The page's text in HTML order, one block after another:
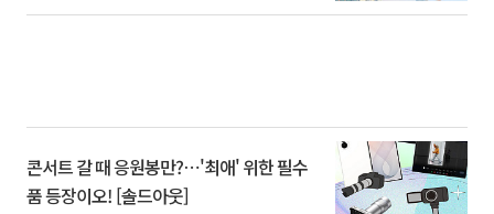
콘서트 갈 때 응원봉만?⋯'최애' 위한 필수
품 등장이오! [솔드아웃]